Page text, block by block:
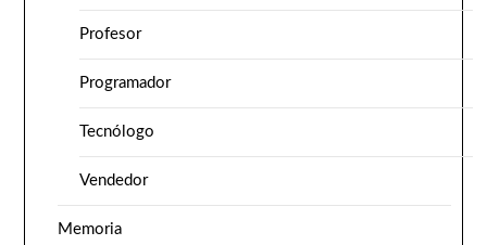
Profesor
Programador
Tecnólogo
Vendedor
Memoria